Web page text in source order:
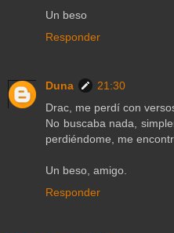
Un beso
Responder
Duna
21:30
Drac, me perdí con
No buscaba nada,
perdiéndome, me
Un beso, amigo.
Responder